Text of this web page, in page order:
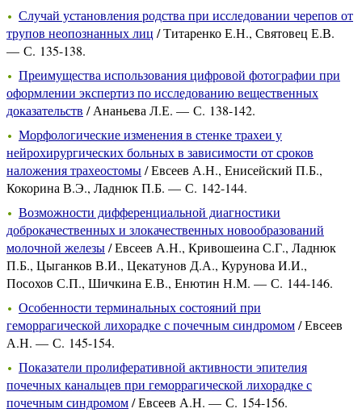
Случай установления родства при исследовании черепов от
трупов неопознанных лиц / Титаренко Е.Н., Святовец Е.В.
— С. 135-138.
Преимущества использования цифровой фотографии при
оформлении экспертиз по исследованию вещественных
доказательств / Ананьева Л.Е. — С. 138-142.
Морфологические изменения в стенке трахеи у
нейрохирургических больных в зависимости от сроков
наложения трахеостомы/ Евсеев А.Н., Енисейский П.Б.,
Кокорина В.Э., Ладнюк П.Б. — С. 142-144.
Возможности дифференциальной диагностики
доброкачественных и злокачественных новообразований
молочной железы/ Евсеев А.Н., Кривошеина С.Г., Ладнюк
П.Б., Цыганков В.И., Цекатунов Д.А., Курунова И.И.,
Посохов С.П., Шичкина Е.В., Енютин Н.М. — С. 144-146.
Особенности терминальных состояний при
геморрагической лихорадке с почечным синдромом/ Евсеев
А.Н. — С. 145-154.
Показатели пролиферативной активности эпителия
почечных канальцев при геморрагической лихорадке с
почечным синдромом/ Евсеев А.Н. — С. 154-156.